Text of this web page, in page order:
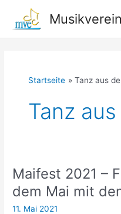
springen
Startseite Tanz aus
Tanz
Maifest 2021 –
dem Mai mit
11. Mai 2021